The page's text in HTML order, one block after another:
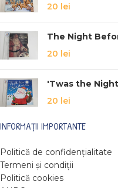
20 lei
The Night
20 lei
'Twas the
20 lei
INFORMAȚII IMPORTANTE
Politică de confidențialitate
Termeni și condiții
Politică cookies